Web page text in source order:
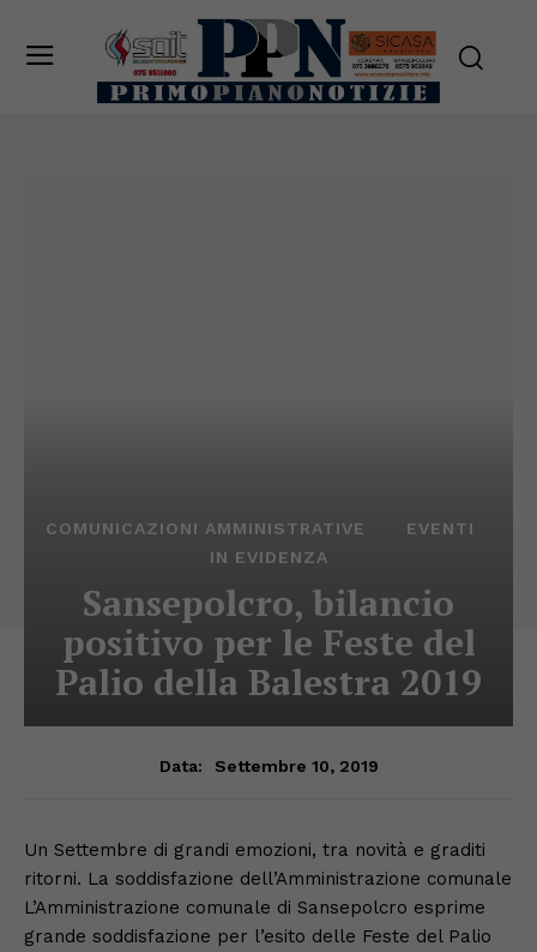
COMUNICAZIONI AMMINISTRATIVE
EVENTI
IN EVIDENZA
Sansepolcro, bilancio
positivo per le Feste del
Palio della Balestra 2019
Data: Settembre 10, 2019
Un Settembre di grandi emozioni, tra novità e graditi
ritorni. La soddisfazione dell’Amministrazione comunale
L’Amministrazione comunale di Sansepolcro esprime
grande soddisfazione per l’esito delle Feste del Palio